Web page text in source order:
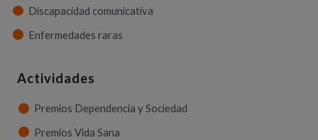
Discapacidad comunicativa
Enfermedades raras
Actividades
Premios Dependencia y Sociedad
Premios Vida Sana